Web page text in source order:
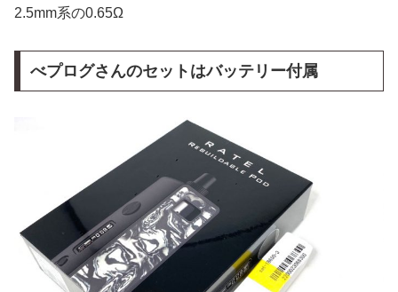
2.5mm系の0.65Ω
べプログさんのセットはバッテリー付属